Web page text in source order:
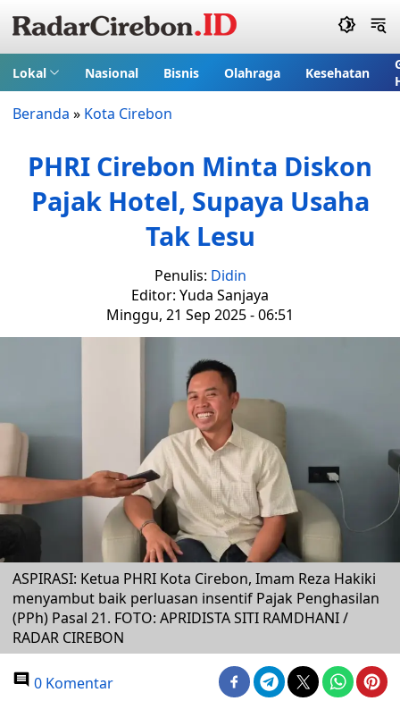
Lokal Nasional Bisnis Olahraga Kesehatan
Beranda » Kota Cirebon
PHRI Cirebon Minta Diskon
Pajak Hotel, Supaya Usaha
Tak Lesu
Penulis: Didin
Editor: Yuda Sanjaya
Minggu, 21 Sep 2025 - 06:51
ASPIRASI: Ketua PHRI Kota Cirebon, Imam Reza Hakiki
menyambut baik perluasan insentif Pajak Penghasilan
(PPh) Pasal 21. FOTO: APRIDISTA SITI RAMDHANI /
RADAR CIREBON
0 Komentar